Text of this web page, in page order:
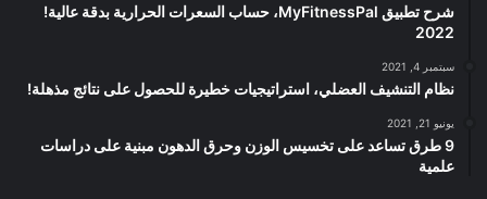
شرح تطبيق MyFitnessPal، حساب السعرات الحرارية بدقة عالية!
2022
سبتمبر 4, 2021
نظام التنشيف العضلي، استراتيجيات خطيرة للحصول على نتائج مذهلة!
يونيو 21, 2021
9 طرق تساعد على تخسيس الوزن وحرق الدهون مبنية على دراسات
علمية